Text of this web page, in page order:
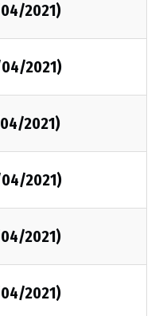
2021)
2021)
2021)
2021)
2021)
2021)